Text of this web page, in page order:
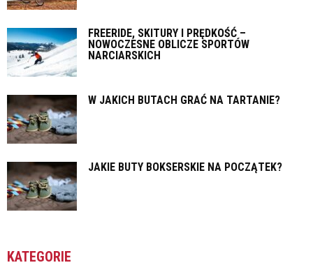
FREERIDE, SKITURY I PRĘDKOŚĆ –
NOWOCZESNE OBLICZE SPORTÓW
NARCIARSKICH
W JAKICH BUTACH GRAĆ NA TARTANIE?
JAKIE BUTY BOKSERSKIE NA POCZĄTEK?
KATEGORIE